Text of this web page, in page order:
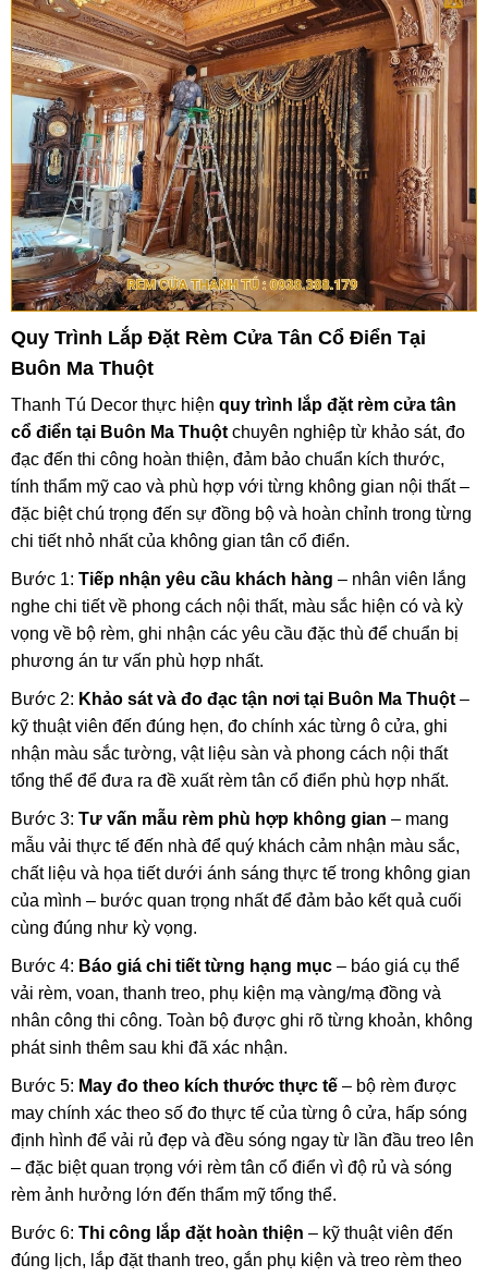
Quy Trình Lắp Đặt Rèm Cửa Tân Cổ Điển Tại
Buôn Ma Thuột
Thanh Tú Decor thực hiện quy trình lắp đặt rèm cửa tân
cổ điển tại Buôn Ma Thuột chuyên nghiệp từ khảo sát, đo
đạc đến thi công hoàn thiện, đảm bảo chuẩn kích thước,
tính thẩm mỹ cao và phù hợp với từng không gian nội thất –
đặc biệt chú trọng đến sự đồng bộ và hoàn chỉnh trong từng
chi tiết nhỏ nhất của không gian tân cổ điển.
Bước 1: Tiếp nhận yêu cầu khách hàng – nhân viên lắng
nghe chi tiết về phong cách nội thất, màu sắc hiện có và kỳ
vọng về bộ rèm, ghi nhận các yêu cầu đặc thù để chuẩn bị
phương án tư vấn phù hợp nhất.
Bước 2: Khảo sát và đo đạc tận nơi tại Buôn Ma Thuột –
kỹ thuật viên đến đúng hẹn, đo chính xác từng ô cửa, ghi
nhận màu sắc tường, vật liệu sàn và phong cách nội thất
tổng thể để đưa ra đề xuất rèm tân cổ điển phù hợp nhất.
Bước 3: Tư vấn mẫu rèm phù hợp không gian – mang
mẫu vải thực tế đến nhà để quý khách cảm nhận màu sắc,
chất liệu và họa tiết dưới ánh sáng thực tế trong không gian
của mình – bước quan trọng nhất để đảm bảo kết quả cuối
cùng đúng như kỳ vọng.
Bước 4: Báo giá chi tiết từng hạng mục – báo giá cụ thể
vải rèm, voan, thanh treo, phụ kiện mạ vàng/mạ đồng và
nhân công thi công. Toàn bộ được ghi rõ từng khoản, không
phát sinh thêm sau khi đã xác nhận.
Bước 5: May đo theo kích thước thực tế – bộ rèm được
may chính xác theo số đo thực tế của từng ô cửa, hấp sóng
định hình để vải rủ đẹp và đều sóng ngay từ lần đầu treo lên
– đặc biệt quan trọng với rèm tân cổ điển vì độ rủ và sóng
rèm ảnh hưởng lớn đến thẩm mỹ tổng thể.
Bước 6: Thi công lắp đặt hoàn thiện – kỹ thuật viên đến
đúng lịch, lắp đặt thanh treo, gắn phụ kiện và treo rèm theo